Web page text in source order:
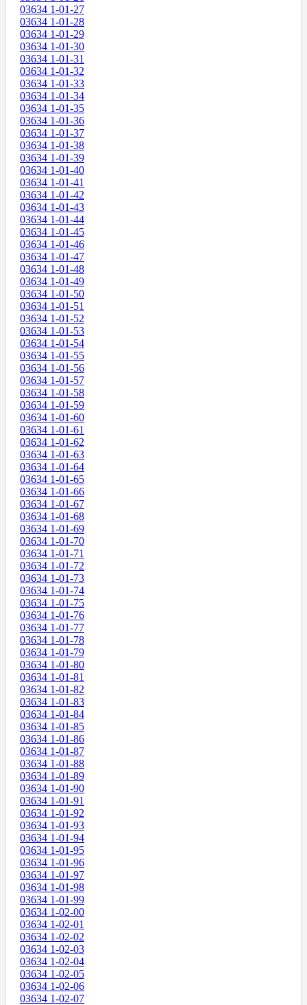
03634 1-01-27
03634 1-01-28
03634 1-01-29
03634 1-01-30
03634 1-01-31
03634 1-01-32
03634 1-01-33
03634 1-01-34
03634 1-01-35
03634 1-01-36
03634 1-01-37
03634 1-01-38
03634 1-01-39
03634 1-01-40
03634 1-01-41
03634 1-01-42
03634 1-01-43
03634 1-01-44
03634 1-01-45
03634 1-01-46
03634 1-01-47
03634 1-01-48
03634 1-01-49
03634 1-01-50
03634 1-01-51
03634 1-01-52
03634 1-01-53
03634 1-01-54
03634 1-01-55
03634 1-01-56
03634 1-01-57
03634 1-01-58
03634 1-01-59
03634 1-01-60
03634 1-01-61
03634 1-01-62
03634 1-01-63
03634 1-01-64
03634 1-01-65
03634 1-01-66
03634 1-01-67
03634 1-01-68
03634 1-01-69
03634 1-01-70
03634 1-01-71
03634 1-01-72
03634 1-01-73
03634 1-01-74
03634 1-01-75
03634 1-01-76
03634 1-01-77
03634 1-01-78
03634 1-01-79
03634 1-01-80
03634 1-01-81
03634 1-01-82
03634 1-01-83
03634 1-01-84
03634 1-01-85
03634 1-01-86
03634 1-01-87
03634 1-01-88
03634 1-01-89
03634 1-01-90
03634 1-01-91
03634 1-01-92
03634 1-01-93
03634 1-01-94
03634 1-01-95
03634 1-01-96
03634 1-01-97
03634 1-01-98
03634 1-01-99
03634 1-02-00
03634 1-02-01
03634 1-02-02
03634 1-02-03
03634 1-02-04
03634 1-02-05
03634 1-02-06
03634 1-02-07